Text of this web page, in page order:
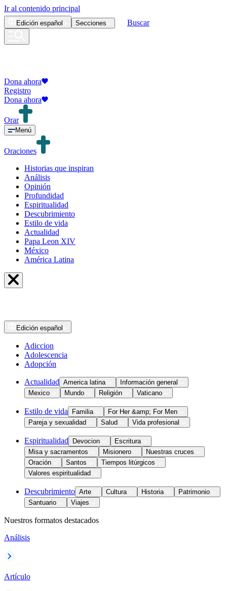
Ir al contenido principal
Edición español Secciones Buscar
Dona ahora
Registro
Dona ahora
Orar
Menú
Oraciones
Historias que inspiran
Análisis
Opinión
Profundidad
Espiritualidad
Descubrimiento
Estilo de vida
Actualidad
Papa Leon XIV
México
América Latina
Edición español
Adiccion
Adolescencia
Adopción
Actualidad America latina
Información general
Mexico
Mundo Religión Vaticano
Estilo de vida Familia
For Her &amp; For Men
Pareja y sexualidad
Salud Vida profesional
Espiritualidad Devocion
Escritura
Misa y sacramentos
Misionero
Nuestras cruces
Oración
Santos
Tiempos litúrgicos
Valores espiritualidad
Descubrimiento Arte Cultura Historia
Patrimonio
Santuario
Viajes
Nuestros formatos destacados
Análisis
Artículo